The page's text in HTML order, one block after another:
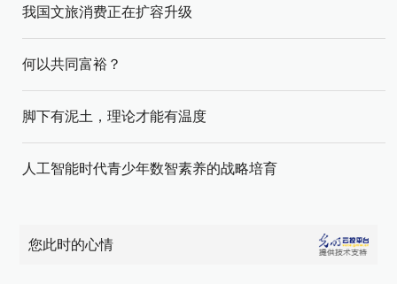
我国文旅消费正在扩容升级
何以共同富裕？
脚下有泥土，理论才能有温度
人工智能时代青少年数智素养的战略培育
您此时的心情